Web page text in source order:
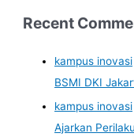
Recent
kampus inovasi
BSMI DKI
kampus inovasi
Ajarkan